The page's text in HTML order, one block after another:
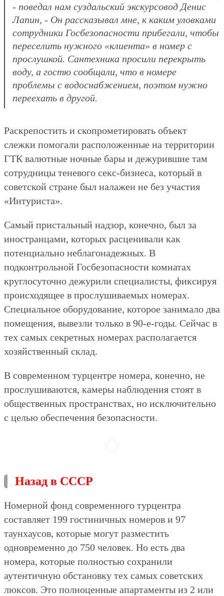
- поведал нам суздальский экскурсовод Денис
Лапин, - Он рассказывал мне, к каким уловками
сотрудники Госбезопасности прибегали, чтобы
переселить нужного «клиента» в номер с
прослушкой. Сантехника просили перекрыть
воду, а гостю сообщали, что в номере
проблемы с водоснабжением, поэтом нужно
переехать в другой.
Раскрепостить и скопрометировать объект
слежки помогали расположенные на территории
ГТК валютные ночные бары и дежурившие там
сотрудницы теневого секс-бизнеса, который в
советской стране был налажен не без участия
«Интуриста».
Самый пристальный надзор, конечно, был за
иностранцами, которых расценивали как
потенциально неблагонадежных. В
подконтрольной Госбезопасности комнатах
круглосуточно дежурили специалисты, фиксируя
происходящее в прослушиваемых номерах.
Специальное оборудование, которое занимало два
помещения, вывезли только в 90-е-годы. Сейчас в
тех самых секретных номерах располагается
хозяйственный склад.
В современном турцентре номера, конечно, не
прослушиваются, камеры наблюдения стоят в
общественных пространствах, но исключительно
с целью обеспечения безопасности.
Назад в СССР
Номерной фонд современного турцентра
составляет 199 гостиничных номеров и 97
таунхаусов, которые могут разместить
одновременно до 750 человек. Но есть два
номера, которые полностью сохранили
аутентичную обстановку тех самых советских
люксов. Это полноценные апартаменты из 2 или